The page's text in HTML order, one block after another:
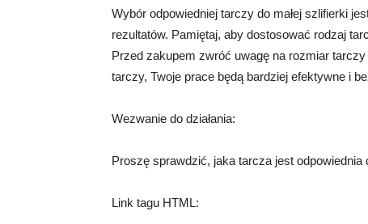
Wybór odpowiedniej tarczy do małej szlifierki
rezultatów. Pamiętaj, aby dostosować rodzaj
Przed zakupem zwróć uwagę na rozmiar
tarczy, Twoje prace będą bardziej efektywne i
Wezwanie do działania:
Proszę sprawdzić, jaka tarcza jest odpowiednia
Link tagu HTML: